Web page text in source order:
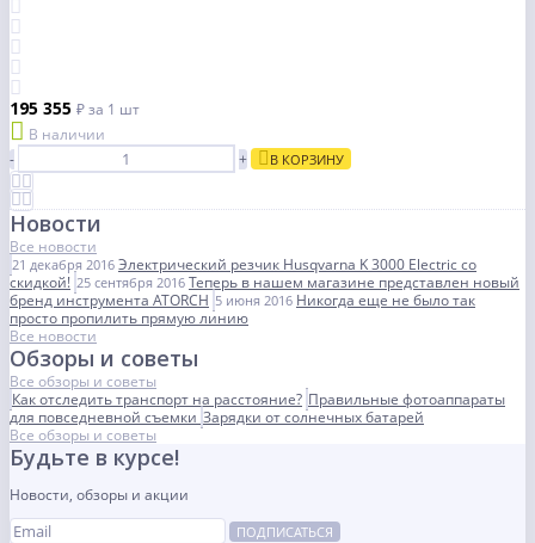
195 355 ₽за 1 шт
В наличии
-
+ В КОРЗИНУ
Новости
Все новости
21 декабря 2016 Электрический резчик Husqvarna K 3000 Electric со
скидкой! 25 сентября 2016 Теперь в нашем магазине представлен новый
бренд инструмента ATORCH 5 июня 2016 Никогда еще не было так
просто пропилить прямую линию
Все новости
Обзоры и советы
Все обзоры и советы
Как отследить транспорт на расстояние? Правильные фотоаппараты
для повседневной съемки Зарядки от солнечных батарей
Все обзоры и советы
Будьте в курсе!
Новости, обзоры и акции
ПОДПИСАТЬСЯ